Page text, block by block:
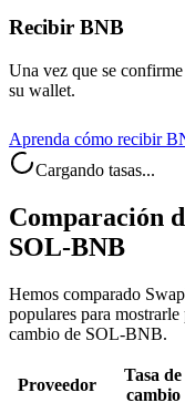
Recibir BNB
Una vez que se
su wallet.
Aprenda cómo recibir
Cargando tasas...
Comparación
SOL-BNB
Hemos comparado
populares para
cambio de SOL-BNB.
Proveedor
Tasa de
cambio